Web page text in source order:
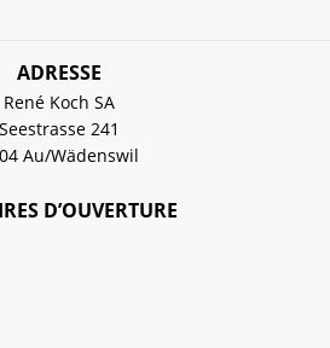
ADRESSE
René Koch SA
Seestrasse 241
Au/Wädenswil
D’OUVERTURE